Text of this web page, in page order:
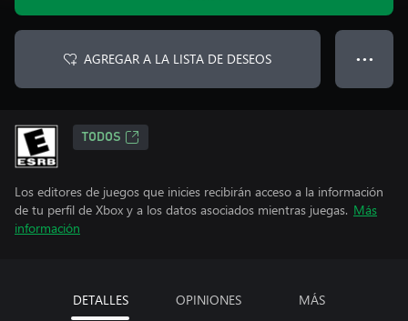
AGREGAR A LA LISTA DE DESEOS ● ● ●
TODOS
Los editores de juegos que inicies recibirán acceso a la información
de tu perfil de Xbox y a los datos asociados mientras juegas. Más
información
DETALLES OPINIONES MÁS